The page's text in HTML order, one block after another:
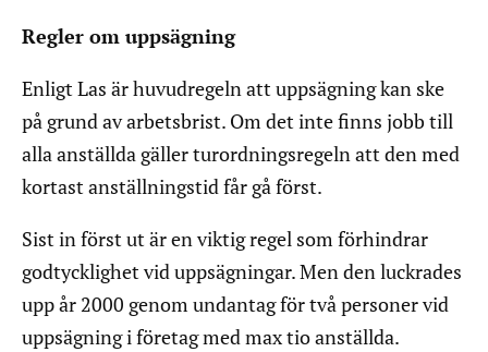
Regler om uppsägning
Enligt Las är huvudregeln att uppsägning kan ske
på grund av arbetsbrist. Om det inte finns jobb till
alla anställda gäller turordningsregeln att den med
kortast anställningstid får gå först.
Sist in först ut är en viktig regel som förhindrar
godtycklighet vid uppsägningar. Men den luckrades
upp år 2000 genom undantag för två personer vid
uppsägning i företag med max tio anställda.